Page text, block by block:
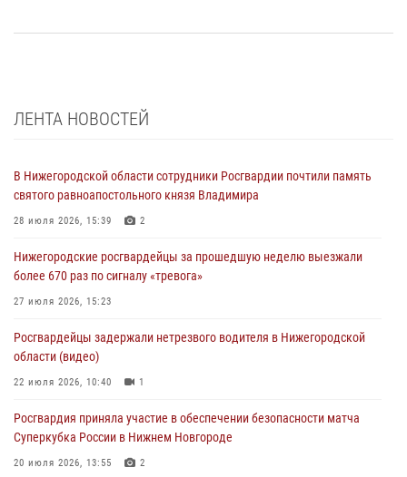
ЛЕНТА НОВОСТЕЙ
В Нижегородской области сотрудники Росгвардии почтили память
святого равноапостольного князя Владимира
28 июля 2026, 15:39 2
Нижегородские росгвардейцы за прошедшую неделю выезжали
более 670 раз по сигналу «тревога»
27 июля 2026, 15:23
Росгвардейцы задержали нетрезвого водителя в Нижегородской
области (видео)
22 июля 2026, 10:40 1
Росгвардия приняла участие в обеспечении безопасности матча
Суперкубка России в Нижнем Новгороде
20 июля 2026, 13:55 2